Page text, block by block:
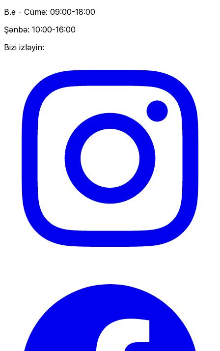
B.e - Cümə: 09:00-18:00
Şənbə: 10:00-16:00
Bizi izləyin: